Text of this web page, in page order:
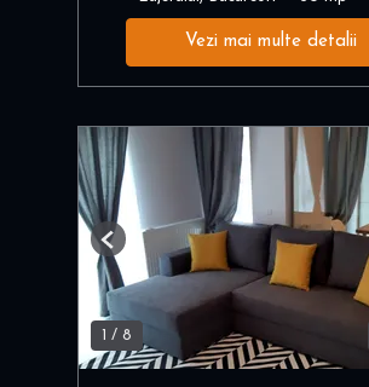
Vezi mai multe detalii
/ 8
Previous